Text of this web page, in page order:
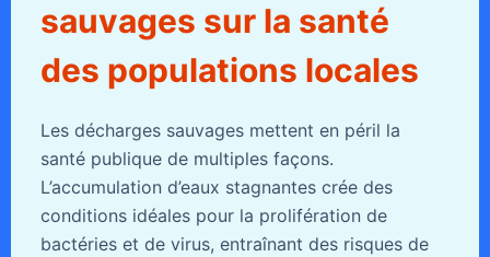
sauvages sur la santé
des populations locales
Les décharges sauvages mettent en péril la
santé publique de multiples façons.
L’accumulation d’eaux stagnantes crée des
conditions idéales pour la prolifération de
bactéries et de virus, entraînant des risques de